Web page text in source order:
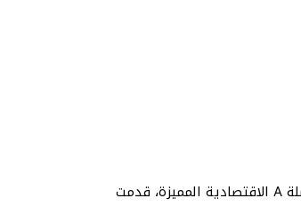
بعد أن حققت شركة سامسونج العديد من النجاحات خلال عام 2022 بطرحها سلسلة A الاقتصادية المميزة، قدمت